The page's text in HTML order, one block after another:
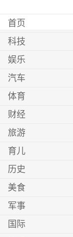
首页
科技
娱乐
汽车
体育
财经
旅游
育儿
历史
美食
军事
国际